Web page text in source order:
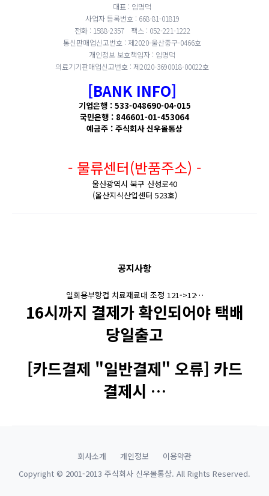
대표 : 임명덕
사업자 등록번호 : 668-81-01819
전화 : 1588-2357
팩스 : 052-221-1222
통신판매업신고번호 : 제2020-울산중구-0466호
개인정보 보호책임자 : 임명덕
의료기기판매업신고번호 : 제2020-3690018-00022호
[BANK INFO]
기업은행 : 533-048690-04-015
국민은행 : 846601-01-453064
예금주 : 주식회사 신우몰통상
- 물류센터(반품주소) -
울산광역시 북구 산성로40
(울산지식산업센터 523호)
공지사항
일회용부항컵 치료재료대 조정 121->12…
16시까지 결제가 확인되어야 택배
당일출고
[카드결제 "일반결제" 오류] 카드
결제시 …
회사소개 개인정보
이용약관
Copyright © 2001-2013 주식회사 신우몰통상. All Rights Reserved.